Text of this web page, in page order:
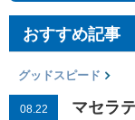
おすすめ記事
グッドスピード
08.22
マセラ